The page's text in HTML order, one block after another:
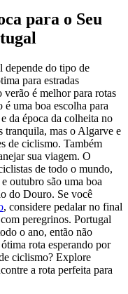
para o Seu
depende do tipo de
para estradas
verão é melhor para rotas
uma boa escolha para
da época da colheita no
tranquila, mas o Algarve e
de ciclismo. Também
sua viagem. O
de todo o mundo,
outubro são uma boa
do Douro. Se você
, considere pedalar no final
peregrinos. Portugal
o ano, então não
rota esperando por
ciclismo? Explore
a rota perfeita para